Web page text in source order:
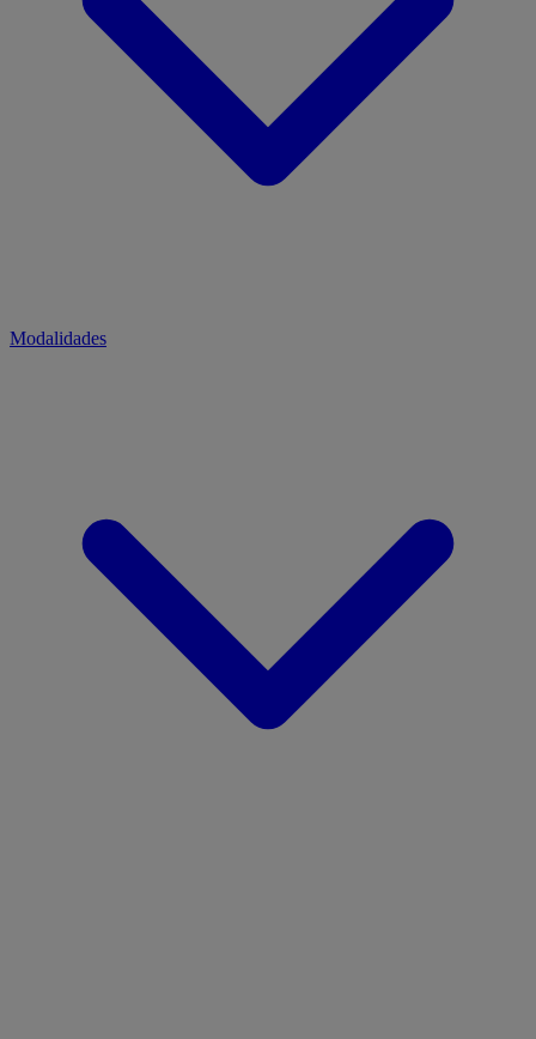
Modalidades